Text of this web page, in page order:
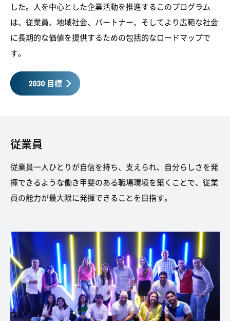
した。人を中心とした企業活動を推進するこのプログラム
は、従業員、地域社会、パートナー、そしてより広範な社会
に長期的な価値を提供するための包括的なロードマップで
す。
2030 目標
従業員
従業員一人ひとりが自信を持ち、支えられ、自分らしさを発
揮できるような働き甲斐のある職場環境を築くことで、従業
員の能力が最大限に発揮できることを目指す。